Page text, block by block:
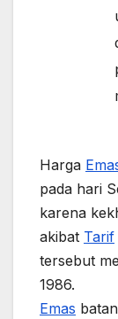
Harga
pada hari
karena
akibat Tarif
tersebut
1986.
Emas